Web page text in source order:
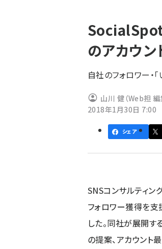
ン
く
ず
SocialSpot
のアカウ
自社のフォロワー・
山川 健（Web担 編
2018年1月30日 7:00
シェア
SNSコンサルティ
フォロワー獲得を
した。同社が展開す
の提案、アカウント